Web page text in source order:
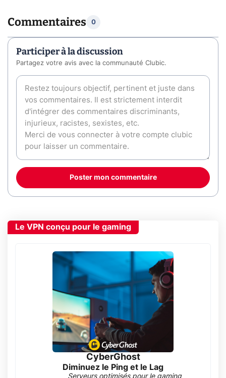
Commentaires 0
Participer à la discussion
Partagez votre avis avec la communauté Clubic.
Poster mon commentaire
Le VPN conçu pour le gaming
CyberGhost
Diminuez le Ping et le Lag
Serveurs optimisés pour le gaming